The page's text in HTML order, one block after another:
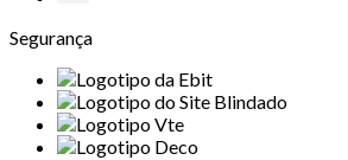
Segurança